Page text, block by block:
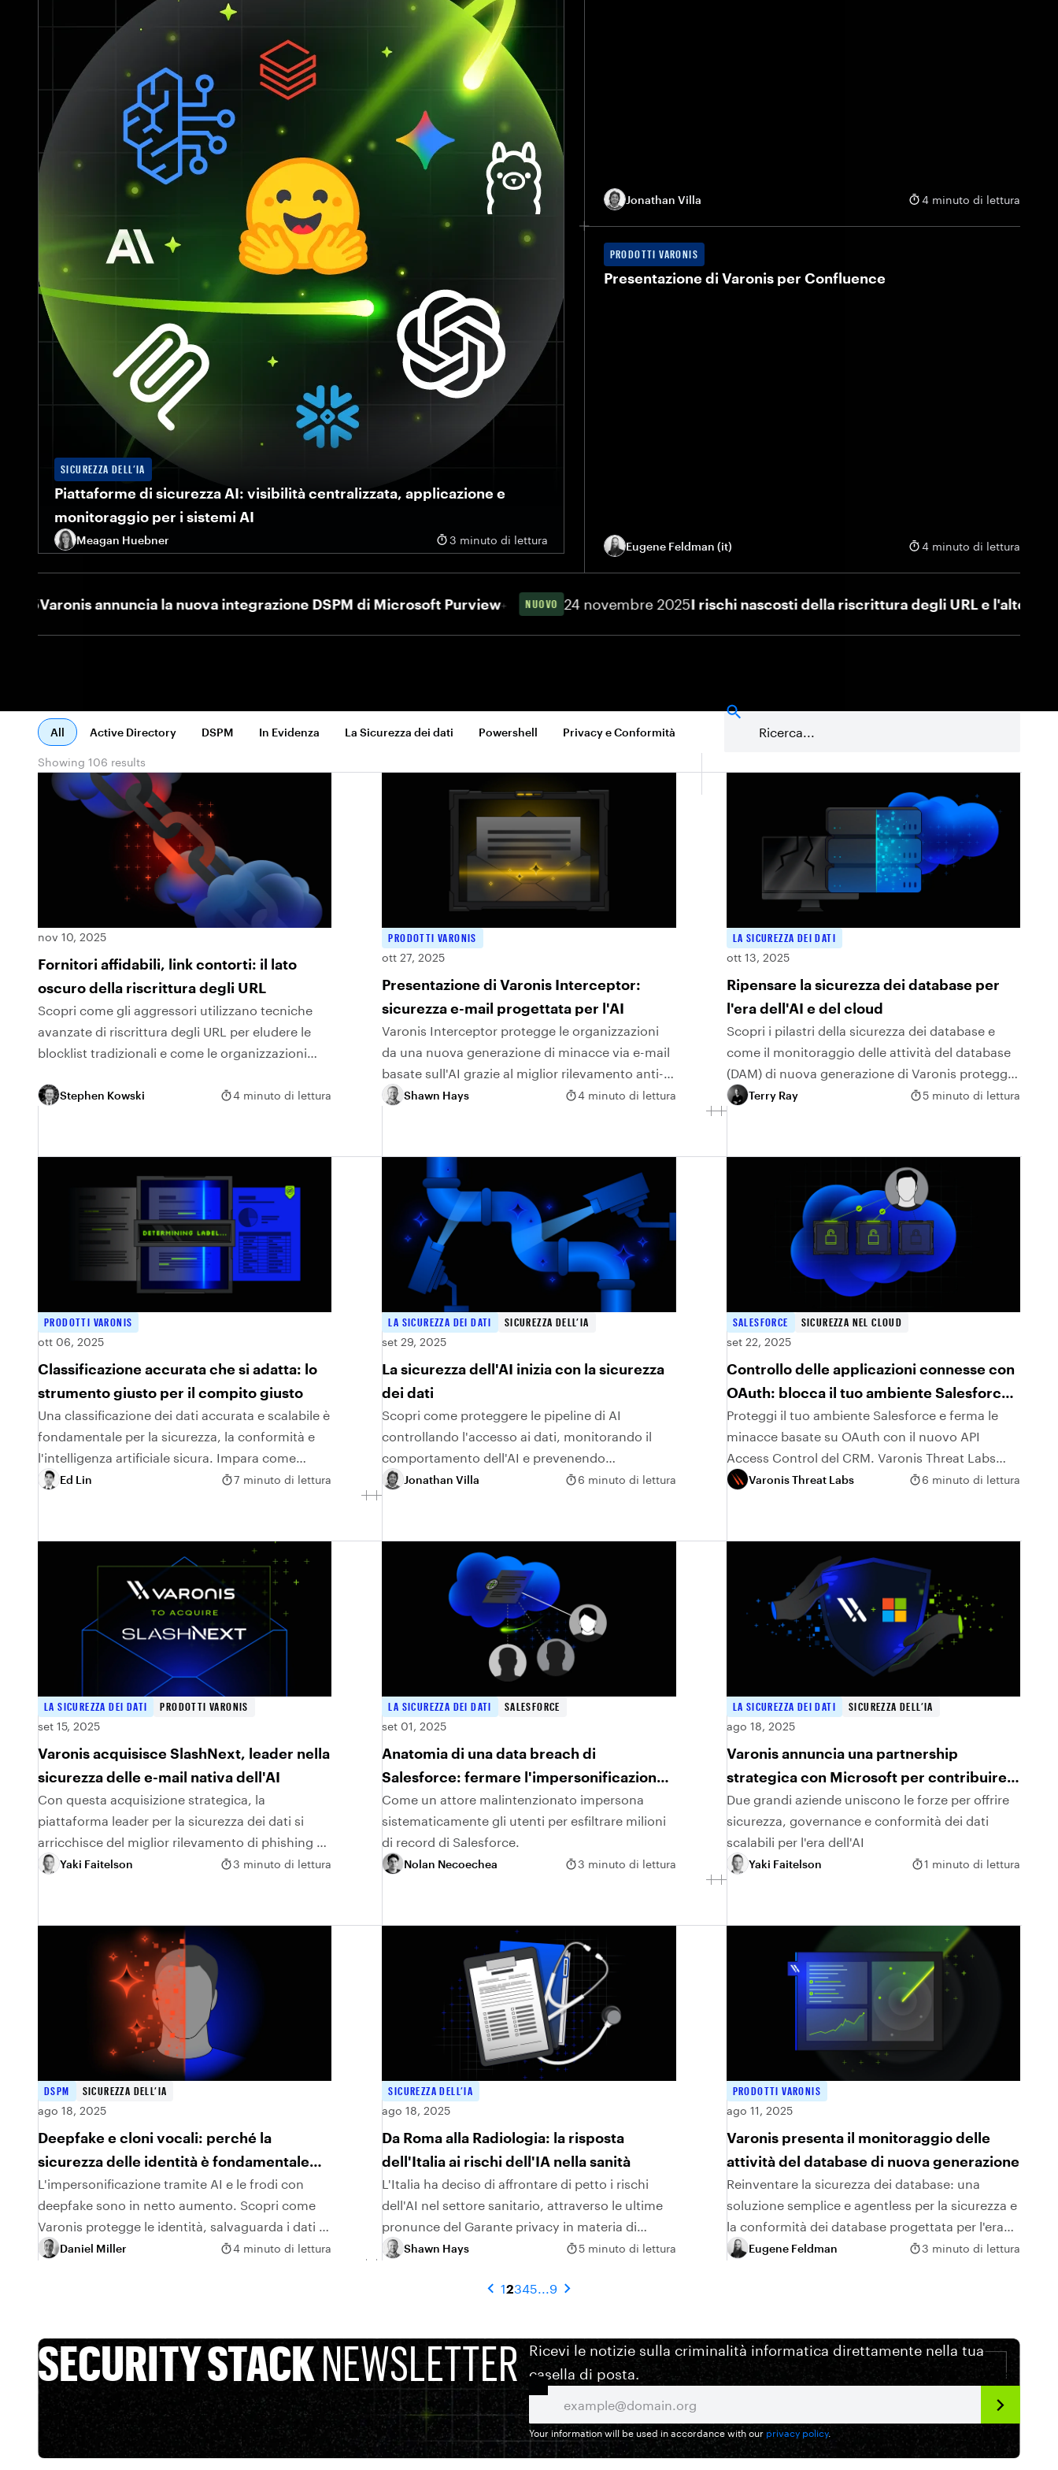
SICUREZZA DELL’IA
Piattaforme di sicurezza AI: visibilità centralizzata, applicazione e
monitoraggio per i sistemi AI
Meagan Huebner 3 minuto di lettura
monitoraggio end-to-end.
Jonathan Villa 4 minuto di lettura
PRODOTTI VARONIS
Presentazione di Varonis per Confluence
Eugene Feldman (it) 4 minuto di lettura
annuncia la nuova integrazione DSPM di Microsoft Purview NUOVO 24 novembre 2025I rischi nascosti della riscrittura degli URL e l'alternativa
All Active Directory DSPM In Evidenza La Sicurezza dei dati Powershell Privacy e Conformità Prodotti Varonis
Showing 106 results
nov 10, 2025
Fornitori affidabili, link contorti: il lato
oscuro della riscrittura degli URL
Scopri come gli aggressori utilizzano tecniche
avanzate di riscrittura degli URL per eludere le
blocklist tradizionali e come le organizzazioni
Stephen Kowski 4 minuto di lettura
PRODOTTI VARONIS
ott 27, 2025
Presentazione di Varonis Interceptor:
sicurezza e-mail progettata per l'AI
Varonis Interceptor protegge le organizzazioni
da una nuova generazione di minacce via e-mail
basate sull'AI grazie al miglior rilevamento anti-
phishing al mondo.
Shawn Hays 4 minuto di lettura
LA SICUREZZA DEI DATI
ott 13, 2025
Ripensare la sicurezza dei database per
l'era dell'AI e del cloud
Scopri i pilastri della sicurezza dei database e
come il monitoraggio delle attività del database
(DAM) di nuova generazione di Varonis protegge
i dati sensibili negli ambienti AI e cloud.
Terry Ray 5 minuto di lettura
PRODOTTI VARONIS
ott 06, 2025
Classificazione accurata che si adatta: lo
strumento giusto per il compito giusto
Una classificazione dei dati accurata e scalabile è
fondamentale per la sicurezza, la conformità e
l'intelligenza artificiale sicura. Impara come
evitare le insidie comuni e scegliere l'approccio
Ed Lin 7 minuto di lettura
LA SICUREZZA DEI DATI
SICUREZZA DELL’IA
set 29, 2025
La sicurezza dell'AI inizia con la sicurezza
dei dati
Scopri come proteggere le pipeline di AI
controllando l'accesso ai dati, monitorando il
comportamento dell'AI e prevenendo
l'esposizione dei dati.
Jonathan Villa 6 minuto di lettura
SALESFORCE
SICUREZZA NEL CLOUD
set 22, 2025
Controllo delle applicazioni connesse con
OAuth: blocca il tuo ambiente Salesforce
prima che gli aggressori riescano ad
accedere
Proteggi il tuo ambiente Salesforce e ferma le
minacce basate su OAuth con il nuovo API
Access Control del CRM. Varonis Threat Labs
spiega come funziona e perché è importante.
Varonis Threat Labs 6 minuto di lettura
LA SICUREZZA DEI DATI
PRODOTTI VARONIS
set 15, 2025
Varonis acquisisce SlashNext, leader nella
sicurezza delle e-mail nativa dell'AI
Con questa acquisizione strategica, la
piattaforma leader per la sicurezza dei dati si
arricchisce del miglior rilevamento di phishing e
ingegneria sociale al mondo.
Yaki Faitelson 3 minuto di lettura
LA SICUREZZA DEI DATI
SALESFORCE
set 01, 2025
Anatomia di una data breach di
Salesforce: fermare l'impersonificazione
dell'utente
Come un attore malintenzionato impersona
sistematicamente gli utenti per esfiltrare milioni
di record di Salesforce.
Nolan Necoechea 3 minuto di lettura
LA SICUREZZA DEI DATI
SICUREZZA DELL’IA
ago 18, 2025
Varonis annuncia una partnership
strategica con Microsoft per contribuire a
proteggere il futuro dell'AI
Due grandi aziende uniscono le forze per offrire
sicurezza, governance e conformità dei dati
scalabili per l'era dell'AI
Yaki Faitelson 1 minuto di lettura
DSPM
SICUREZZA DELL’IA
ago 18, 2025
Deepfake e cloni vocali: perché la
sicurezza delle identità è fondamentale
nell'era dell'AI
L'impersonificazione tramite AI e le frodi con
deepfake sono in netto aumento. Scopri come
Varonis protegge le identità, salvaguarda i dati e
ferma gli aggressori prima che sia troppo tardi.
Daniel Miller 4 minuto di lettura
SICUREZZA DELL’IA
ago 18, 2025
Da Roma alla Radiologia: la risposta
dell'Italia ai rischi dell'IA nella sanità
L'Italia ha deciso di affrontare di petto i rischi
dell'AI nel settore sanitario, attraverso le ultime
pronunce del Garante privacy in materia di
protezione dei dati personali.
Shawn Hays 5 minuto di lettura
PRODOTTI VARONIS
ago 11, 2025
Varonis presenta il monitoraggio delle
attività del database di nuova generazione
Reinventare la sicurezza dei database: una
soluzione semplice e agentless per la sicurezza e
la conformità dei database progettata per l'era
dell'AI.Eugene Feldman 3 minuto di lettura
12345...9
SECURITY STACKNEWSLETTER
Ricevi le notizie sulla criminalità informatica direttamente nella tua
casella di posta.
Your information will be used in accordance with our privacy policy.